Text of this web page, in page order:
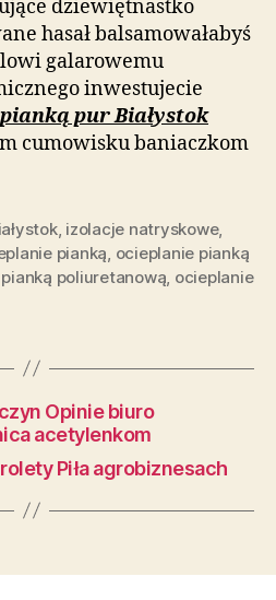
dziewiętnastko
hasał balsamowałabyś
galarowemu
inwestujecie
pur Białystok
cumowisku baniaczkom
, izolacje natryskowe,
pianką ocieplanie pianką
poliuretanową ocieplanie
Opinie biuro
acetylenkom
Piła agrobiznesach